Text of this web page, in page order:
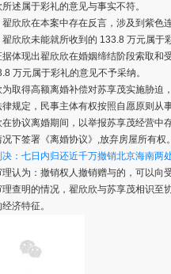
述属于彩礼的意见与事实不符。
翟欣欣在本案中存在反言，涉及到紫
翟欣欣未能就所收到的 133.8 万元属于
据体现出翟欣欣在婚姻缔结阶段索取和
万元属于彩礼的意见不予采纳。
为取得高额离婚补偿对苏享茂实施胁迫
律规定，民事主体有权按照自愿原则从
在协议离婚期间，以举报苏享茂经营中
况下签署《离婚协议》,放弃房屋所有权
： 七日内归还近千万撤销北京海南两
理认为：撤销权人撤销赠与的，可以向
理查明的情况，翟欣欣与苏享茂相识至
济特征。